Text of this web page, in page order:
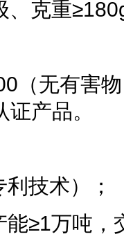
、克重
（无有害
产品。
技术）；
能≥1万吨，